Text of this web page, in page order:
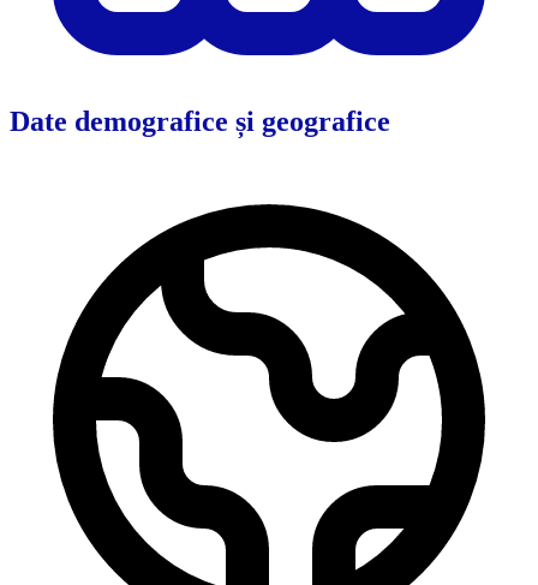
Date demografice și geografice